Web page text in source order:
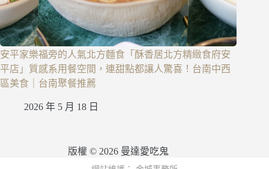
安平家樂福旁的人氣北方麵食「酥香居北方精緻食府安
平店」質感系用餐空間，連甜點都讓人驚喜！台南中西
區美食｜台南聚餐推薦
2026 年 5 月 18 日
版權 © 2026 曼達愛吃鬼